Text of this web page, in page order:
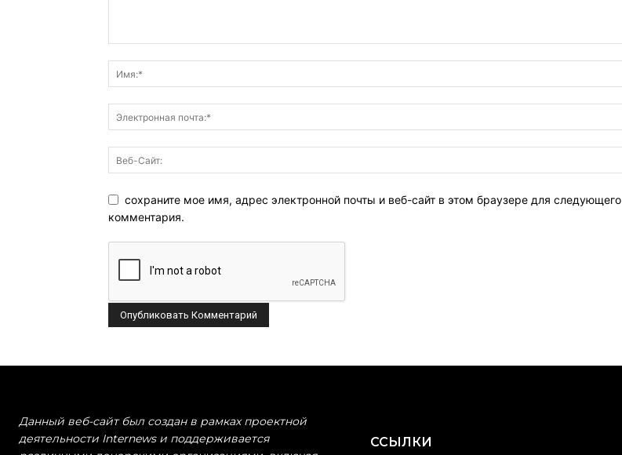
сохраните мое имя, адрес электронной почты и веб-сайт в этом браузере для следующего
комментария.
Данный веб-сайт был создан в рамках проектной
деятельности Internews и поддерживается
ССЫЛКИ